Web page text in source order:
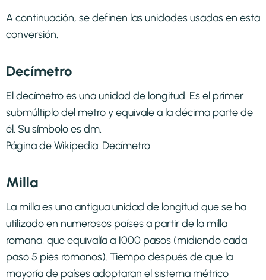
A continuación, se definen las unidades usadas en esta
conversión.
Decímetro
El decímetro es una unidad de longitud. Es el primer
submúltiplo del metro y equivale a la décima parte de
él. Su símbolo es dm.
Página de Wikipedia: Decímetro
Milla
La milla es una antigua unidad de longitud que se ha
utilizado en numerosos países a partir de la milla
romana, que equivalía a 1000 pasos (midiendo cada
paso 5 pies romanos). Tiempo después de que la
mayoría de países adoptaran el sistema métrico